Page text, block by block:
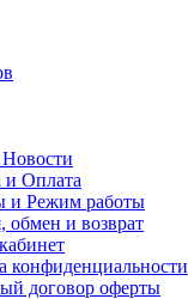
и Оплата
и Режим работы
обмен и возврат
конфиденциальности
договор оферты